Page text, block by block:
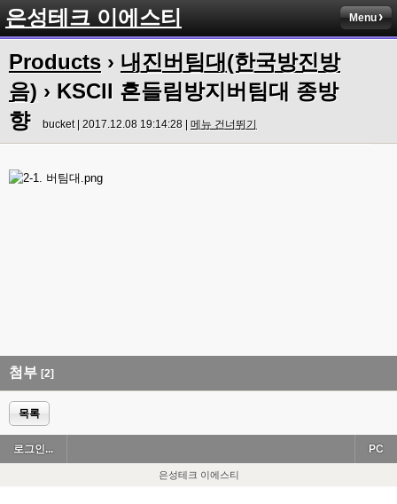
은성테크 이에스티 Menu
Products › 내진버팀대(한국방진방
음) › KSCll 흔들림방지버팀대 종방
향
bucket | 2017.12.08 19:14:28 | 메뉴 건너뛰기
첨부 [2]
목록
로그인... PC
은성테크 이에스티